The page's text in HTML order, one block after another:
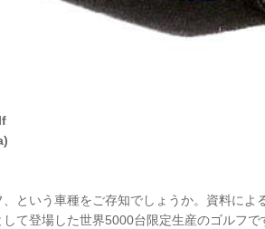
、という車種をご存知でしょうか。資料に
て登場した世界5000台限定生産のゴルフ